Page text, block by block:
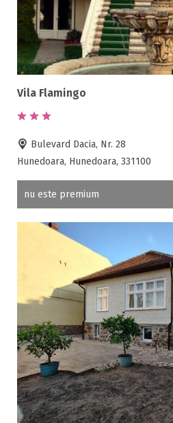
Vila Flamingo
Bulevard Dacia, Nr. 28
Hunedoara, Hunedoara, 331100
nu este premium